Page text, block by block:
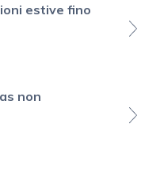
estive fino
non